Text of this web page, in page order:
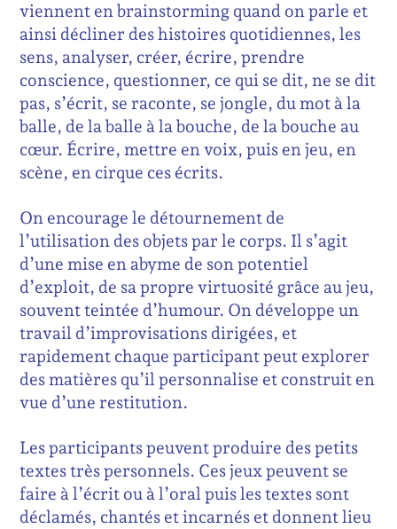
viennent en brainstorming quand on parle et
ainsi décliner des histoires quotidiennes, les
sens, analyser, créer, écrire, prendre
conscience, questionner, ce qui se dit, ne se dit
pas, s’écrit, se raconte, se jongle, du mot à la
balle, de la balle à la bouche, de la bouche au
cœur. Écrire, mettre en voix, puis en jeu, en
scène, en cirque ces écrits.
On encourage le détournement de
l’utilisation des objets par le corps. Il s’agit
d’une mise en abyme de son potentiel
d’exploit, de sa propre virtuosité grâce au jeu,
souvent teintée d’humour. On développe un
travail d’improvisations dirigées, et
rapidement chaque participant peut explorer
des matières qu’il personnalise et construit en
vue d’une restitution.
Les participants peuvent produire des petits
textes très personnels. Ces jeux peuvent se
faire à l’écrit ou à l’oral puis les textes sont
déclamés, chantés et incarnés et donnent lieu